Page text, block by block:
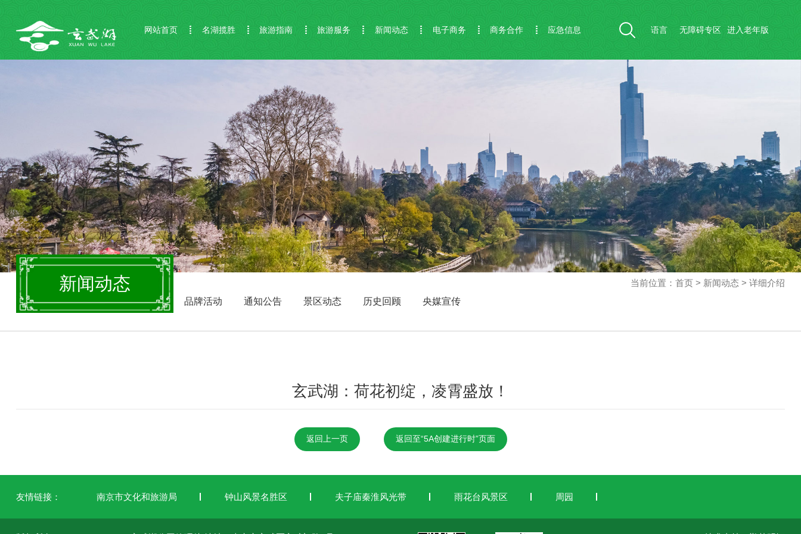
网站首页 名湖揽胜 旅游指南 旅游服务 新闻动态 电子商务 商务合作 应急信息 语言 无障碍专区 进入老年版
新闻动态
品牌活动 通知公告 景区动态 历史回顾 央媒宣传
当前位置：首页 > 新闻动态 > 详细介绍
玄武湖：荷花初绽，凌霄盛放！
返回上一页 返回至“5A创建进行时”页面
友情链接： 南京市文化和旅游局 钟山风景名胜区 夫子庙秦淮风光带 雨花台风景区 周园